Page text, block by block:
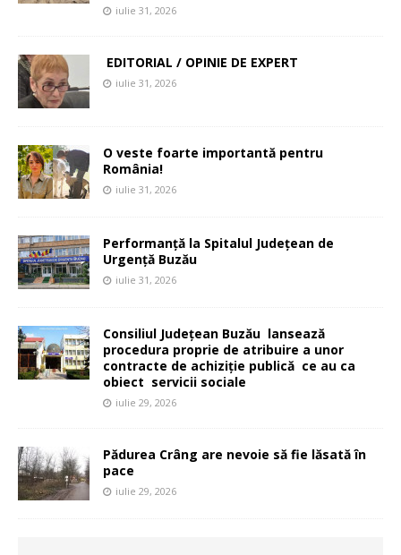
iulie 31, 2026
EDITORIAL / OPINIE DE EXPERT
iulie 31, 2026
O veste foarte importantă pentru
România!
iulie 31, 2026
Performanță la Spitalul Județean de
Urgență Buzău
iulie 31, 2026
Consiliul Județean Buzău lansează
procedura proprie de atribuire a unor
contracte de achiziție publică ce au ca
obiect servicii sociale
iulie 29, 2026
Pădurea Crâng are nevoie să fie lăsată în
pace
iulie 29, 2026